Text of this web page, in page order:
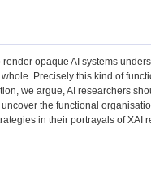
opaque AI systems
Precisely this kind of
we argue, AI researchers
the functional
in their portrayals of XAI